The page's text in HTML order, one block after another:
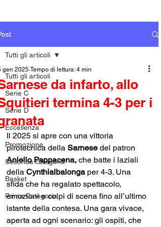
Tutti gli articoli
Serie C
Serie D
Eccellenza
Promozione
Seconda categoria
Basket
Prima Categoria
Tutti gli articoli
da infarto, allo
termina 4-3 per i
gen 2025 Tempo di lettura: 4 min
Il 2025 si apre con una vittoria
pirotecnica della Sarnese del patron
Aniello Pappacena, che batte i laziali
della Cynthialbalonga per 4-3. Una
sfida che ha regalato spettacolo,
emozioni e colpi di scena fino all’ultimo
istante della contesa. Una gara vivace,
aperta ad ogni scenario: gli ospiti, che